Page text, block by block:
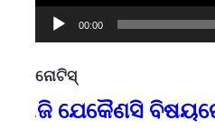
00:00
ନୋଟିସ୍
ବିଷୟରେ